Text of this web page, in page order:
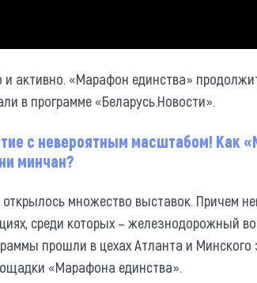
активно. «Марафон единства»
в программе «Беларусь.Новости».
с невероятным масштабом! Как
минчан?
множество выставок. Причем
среди которых – железнодорожный
прошли в цехах Атланта и Минского
«Марафона единства».